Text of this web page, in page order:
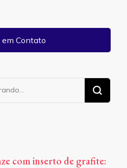
em Contato
com inserto de grafite: